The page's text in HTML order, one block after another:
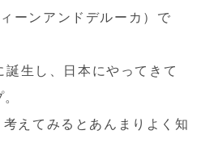
ーンアンドデルーカ）で
生し、
日本にやってきて
考えてみるとあんまりよく知